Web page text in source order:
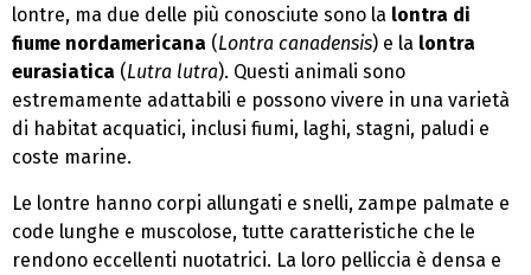
lontre, ma due delle più conosciute sono la lontra di
fiume nordamericana (Lontra canadensis) e la lontra
eurasiatica (Lutra lutra). Questi animali sono
estremamente adattabili e possono vivere in una varietà
di habitat acquatici, inclusi fiumi, laghi, stagni, paludi e
coste marine.
Le lontre hanno corpi allungati e snelli, zampe palmate e
code lunghe e muscolose, tutte caratteristiche che le
rendono eccellenti nuotatrici. La loro pelliccia è densa e